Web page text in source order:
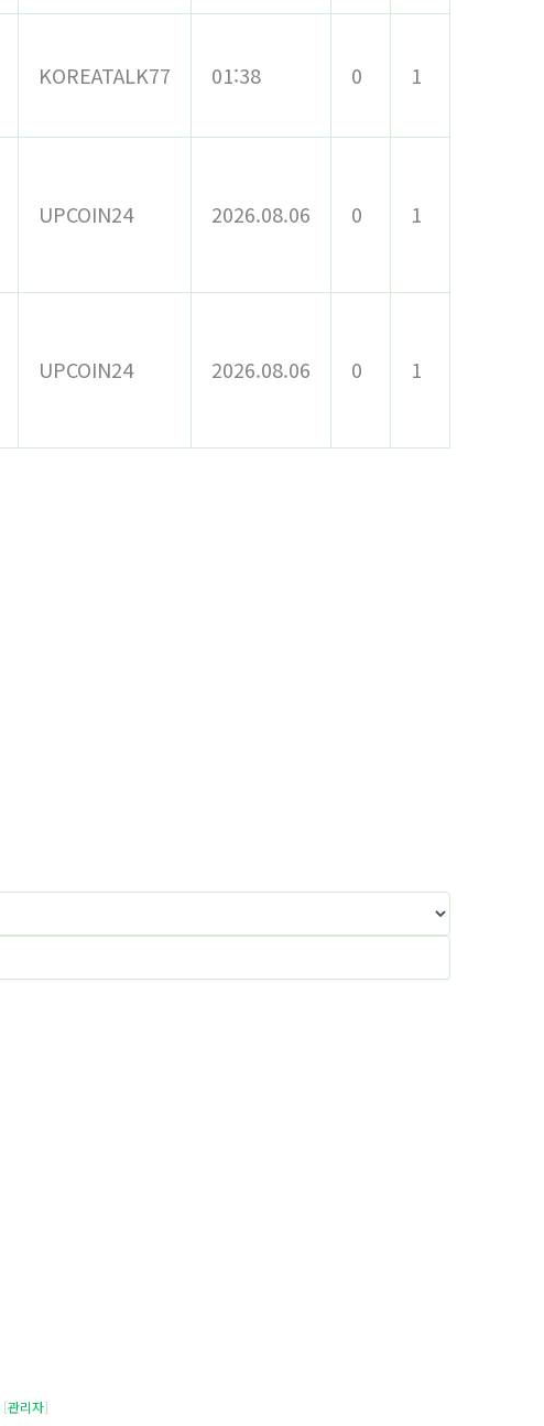
KOREATALK77 01:38 0 1
UPCOIN24 2026.08.06 0 1
UPCOIN24 2026.08.06 0 1
[관리자]